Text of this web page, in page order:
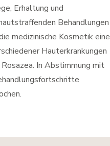
Erhaltung und
Behandlungen
medizinische Kosmetik eine
Hauterkrankungen
In Abstimmung mit